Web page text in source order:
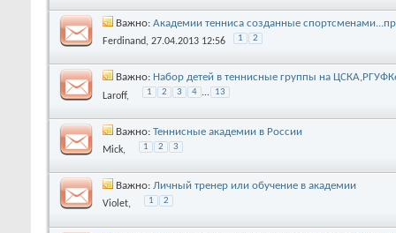
Важно: Академии тенниса созданные
Ferdinand, 27.04.2013 12:56 1 2
Важно: Набор детей в теннисные группы на
Laroff, 1 2 3 4 ... 13
Важно: Теннисные академии в России
Mick, 1 2 3
Важно: Личный тренер или обучение в академии
Violet, 1 2